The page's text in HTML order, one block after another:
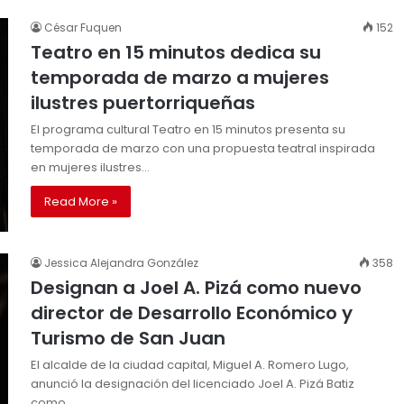
César Fuquen 152
Teatro en 15 minutos dedica su
temporada de marzo a mujeres
ilustres puertorriqueñas
El programa cultural Teatro en 15 minutos presenta su
temporada de marzo con una propuesta teatral inspirada
en mujeres ilustres…
Read More »
Jessica Alejandra González 358
Designan a Joel A. Pizá como nuevo
director de Desarrollo Económico y
Turismo de San Juan
El alcalde de la ciudad capital, Miguel A. Romero Lugo,
anunció la designación del licenciado Joel A. Pizá Batiz